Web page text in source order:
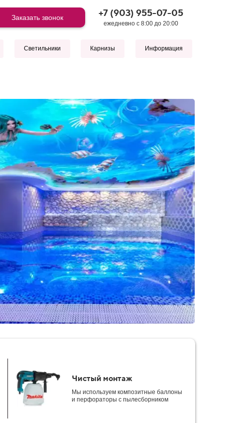
Заказать звонок +7 (903) 955-07-05
ежедневно с 8:00 до 20:00
Светильники Карнизы Информация
Чистый монтаж
Мы используем композитные баллоны
и перфораторы с пылесборником